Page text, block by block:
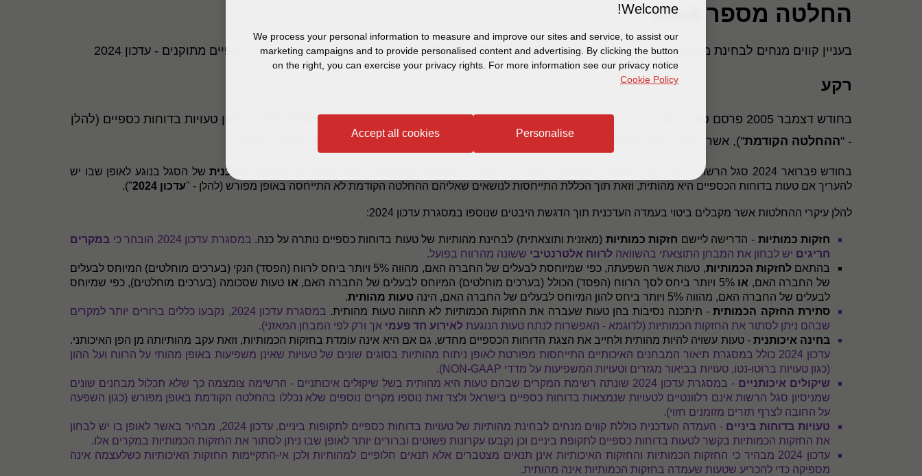
החלטה מספר 99-4
בעניין קווים מנחים לבחינת מהותיות של טעות בדוחות כספיים ועמדה משפטית מספר 105-24 בדבר אופן פרסום דוחות כספיים מתוקנים - עדכון 2024
רקע
בחודש דצמבר 2005 פרסם סגל רשות ניירות ערך (להלן "
") את החלטה מספר 99-4 בנושא מהותיות לצורך תיקון טעויות בדוחות כספיים (להלן
- "ההחלטה הקודמת"), אשר קבעה קווים מנחים לבחינת מהותיות כאמור. ההחלטה הקודמת עודכנה בשנים 2013 ו- 2016.
בחודש פברואר 2024 סגל הרשות החליף את ההחלטה הקודמת בנוסח חדש (להלן - " עמדתו העדכניתשל הסגל בנוגע לאופן שבו יש
להעריך אם טעות בדוחות הכספיים היא מהותית, וזאת תוך הכללת התייחסות לנושאים שאליהם ההחלטה הקודמת לא התייחסה באופן מפורש (להלן - "עדכון 2024 ").
להלן עיקרי ההחלטות אשר מקבלים ביטוי בעמדה העדכנית תוך הדגשת היבטים שנוספו במסגרת עדכון 2024:
חזקות כמותיות - הדרישה ליישם חזקות כמותיות (מאזנית ותוצאתית) לבחינת מהותיות של טעות בדוחות כספיים נותרה על כנה. במסגרת עדכון 2024 הובהר כי
במקרים
חריגים יש לבחון את המבחן התוצאתי בהשוואה לרווח אלטרנטיבי ששונה מהרווח בפועל.
בהתאםלחזקות הכמותיות
, טעות אשר השפעתה, כפי שמיוחסת לבעלים של החברה האם, מהווה 5% ויותר ביחס לרווח (הפסד) הנקי (בערכים מוחלטים) המיוחס לבעלים
של החברה האם, או5% ויותר ביחס לסך הרווח (הפסד) הכולל (בערכים מוחלטים) המיוחס לבעלים של החברה האם, או טעות שסכומה (בערכים מוחלטים), כפי שמיוחס
לבעלים של החברה האם, מהווה 5% ויותר ביחס להון המיוחס לבעלים של החברה האם, הינה
טעות מהותית.
סתירת החזקה הכמותית - תיתכנה נסיבות בהן טעות שעברה את החזקות הכמותיות לא תהווה טעות מהותית.
במסגרת עדכון 2024, נקבעו כללים ברורים יותר למקרים
שבהם ניתן לסתור את החזקות הכמותיות (לדוגמא - האפשרות לנתח טעות הנוגעת לאירוע חד פעמי אך ורק לפי המבחן המאזני).
בחינה איכותנית- טעות עשויה להיות מהותית ולחייב את הצגת הדוחות הכספיים מחדש, גם אם היא אינה עומדת בחזקות הכמותיות, וזאת עקב מהותיותה מן הפן האיכותני.
עדכון 2024 כולל
במסגרת תיאור המבחנים האיכותיים התייחסות מפורטת לאופן ניתוח מהותיות בסוגים שונים של טעויות שאינן משפיעות באופן מהותי על הרווח ועל ההון
(כגון טעויות ברוטו-נטו, טעויות בביאור מגזרים וטעויות המשפיעות על מדדי NON-GAAP
).
שיקולים איכותניים
- במסגרת עדכון 2024 שונתה רשימת המקרים שבהם טעות היא מהותית בשל שיקולים איכותניים - הרשימה צומצמה כך שלא תכלול מבחנים שונים
שמניסיון סגל הרשות אינם רלוונטיים לטעויות שנמצאות בדוחות כספיים בישראל ולצד זאת נוספו מקרים נוספים שלא נכללו בהחלטה הקודמת באופן מפורש (כגון השפעה
על החובה לצרף תזרים מזומנים חזוי).
טעויות בדוחות ביניים - העמדה העדכנית כוללת קווים מנחים לבחינת מהותיות של טעויות בדוחות כספיים לתקופות ביניים.
עדכון 2024, מבהיר באשר לאופן בו יש לבחון
את החזקות הכמותיות בקשר לטעות בדוחות כספיים לתקופת ביניים וכן נקבעו עקרונות פשוטים וברורים יותר לאופן שבו ניתן לסתור את החזקות הכמותיות במקרים אלו.
עדכון 2024 מבהיר כי החזקות הכמותיות והחזקות האיכותיות אינן תנאים מצטברים אלא תנאים חלופיים למהותיות ולכן אי-התקיימות החזקות האיכותיות כשלעצמה אינה
מספיקה כדי להכריע שטעות שעמדה בחזקות הכמותיות אינה מהותית.
Welcome!
We process your personal information to measure and improve our sites and service, to assist our
marketing campaigns and to provide personalised content and advertising. By clicking the button
on the right, you can exercise your privacy rights. For more information see our privacy notice
Cookie Policy
Accept all cookies Personalise